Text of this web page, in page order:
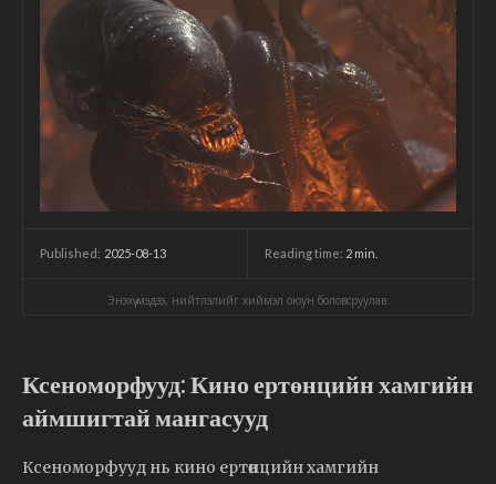
Published: 2025-08-13 Reading time: 2 min.
Энэхүү мэдээ, нийтлэлийг хиймэл оюун боловсруулав.
Ксеноморфууд: Кино ертөнцийн хамгийн
аймшигтай мангасууд
Ксеноморфууд нь кино ертөнцийн хамгийн